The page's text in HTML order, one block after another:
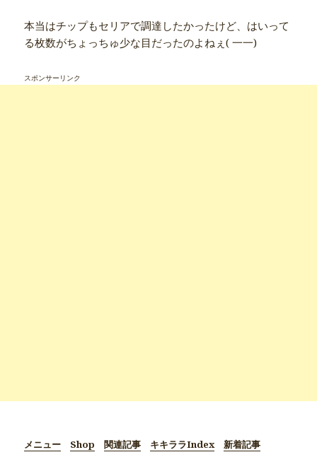
本当はチップもセリアで調達したかったけど、はいって
る枚数がちょっちゅ少な目だったのよねぇ( 一一)
スポンサーリンク
メニュー Shop 関連記事 キキララIndex 新着記事